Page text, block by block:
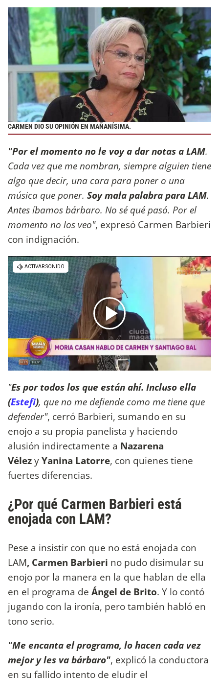
CARMEN DIO SU OPINIÓN EN MAÑANÍSIMA.
"Por el momento no le voy a dar notas a LAM.
Cada vez que me nombran, siempre alguien tiene
algo que decir, una cara para poner o una
música que poner. Soy mala palabra para LAM.
Antes íbamos bárbaro. No sé qué pasó. Por el
momento no los veo", expresó Carmen Barbieri
con indignación.
"Es por todos los que están ahí. Incluso ella
(Estefi), que no me defiende como me tiene que
defender", cerró Barbieri, sumando en su
enojo a su propia panelista y haciendo
alusión indirectamente a Nazarena
VélezyYanina Latorre, con quienes tiene
fuertes diferencias.
¿Por qué Carmen Barbieri está
enojada con LAM?
Pese a insistir con que no está enojada con
LAM, Carmen Barbieri no pudo disimular su
enojo por la manera en la que hablan de ella
en el programa de Ángel de Brito. Y lo contó
jugando con la ironía, pero también habló en
tono serio.
"Me encanta el programa, lo hacen cada vez
mejor y les va bárbaro", explicó la conductora
en su fallido intento de eludir el